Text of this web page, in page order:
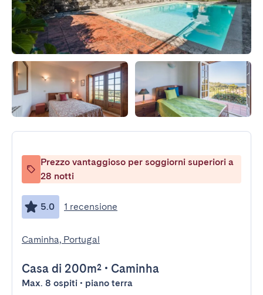
Prezzo vantaggioso per soggiorni superiori a
28 notti
5.0 1 recensione
Caminha, Portugal
Casa di 200m² • Caminha
Max. 8 ospiti • piano terra